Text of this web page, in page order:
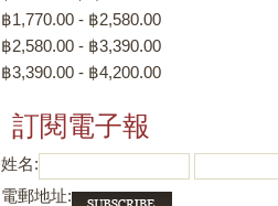
฿1,770.00 - ฿2,580.00
฿2,580.00 - ฿3,390.00
฿3,390.00 - ฿4,200.00
訂閱電子報
姓名:
電郵地址: